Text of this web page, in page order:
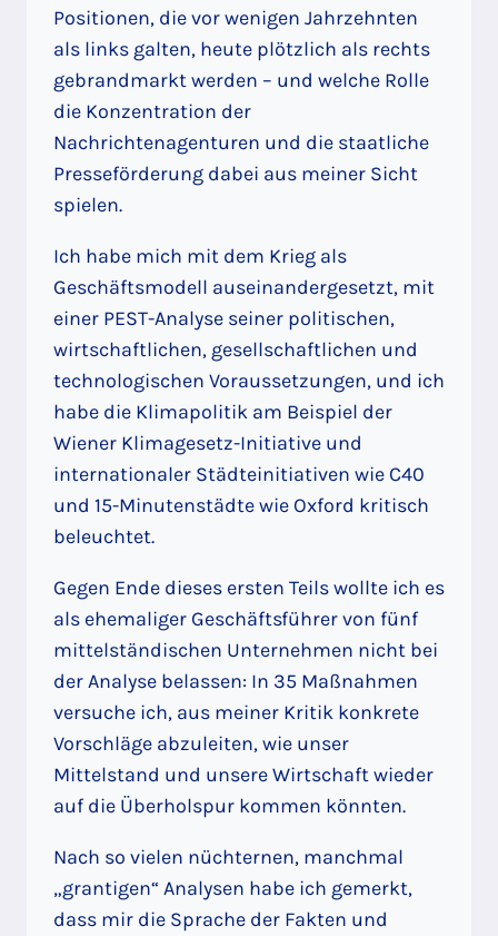
Positionen, die vor wenigen Jahrzehnten
als links galten, heute plötzlich als rechts
gebrandmarkt werden – und welche Rolle
die Konzentration der
Nachrichtenagenturen und die staatliche
Presseförderung dabei aus meiner Sicht
spielen.
Ich habe mich mit dem Krieg als
Geschäftsmodell auseinandergesetzt, mit
einer PEST-Analyse seiner politischen,
wirtschaftlichen, gesellschaftlichen und
technologischen Voraussetzungen, und ich
habe die Klimapolitik am Beispiel der
Wiener Klimagesetz-Initiative und
internationaler Städteinitiativen wie C40
und 15-Minutenstädte wie Oxford kritisch
beleuchtet.
Gegen Ende dieses ersten Teils wollte ich es
als ehemaliger Geschäftsführer von fünf
mittelständischen Unternehmen nicht bei
der Analyse belassen: In 35 Maßnahmen
versuche ich, aus meiner Kritik konkrete
Vorschläge abzuleiten, wie unser
Mittelstand und unsere Wirtschaft wieder
auf die Überholspur kommen könnten.
Nach so vielen nüchternen, manchmal
„grantigen“ Analysen habe ich gemerkt,
dass mir die Sprache der Fakten und